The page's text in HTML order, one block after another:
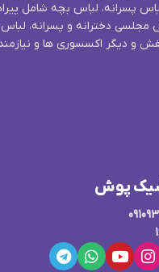
پسرانه، لباس بچه شامل
مجلسی دخترانه و پسرانه،
و دیگر اکسسوری ها و
پوش